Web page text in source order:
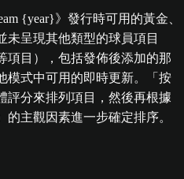
{year}》發行時可用的黃金、
未呈現其他類型的球員項目
項目），包括發佈後添加的那
模式中可用的即時更新。「按
評分來排列項目，然後再根據
主觀因素進一步確定排序。